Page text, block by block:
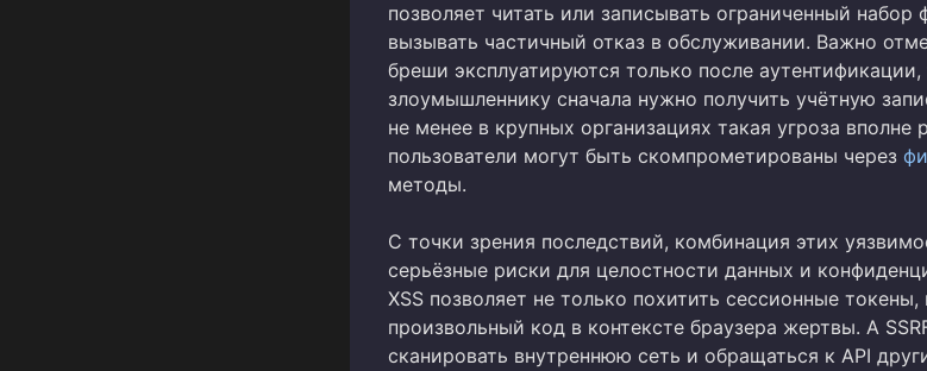
позволяет читать или записывать ограниченный набор
вызывать частичный отказ в обслуживании. Важно
бреши эксплуатируются только после аутентификации,
злоумышленнику сначала нужно получить учётную
не менее в крупных организациях такая угроза вполне
пользователи могут быть скомпрометированы через
методы.
С точки зрения последствий, комбинация этих
серьёзные риски для целостности данных и
XSS позволяет не только похитить сессионные
произвольный код в контексте браузера жертвы. А
сканировать внутреннюю сеть и обращаться к API